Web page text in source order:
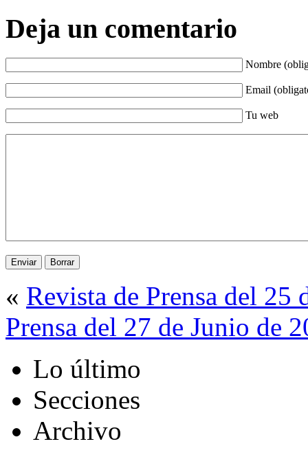
Deja un comentario
Nombre
Email
Tu web
« Revista de Prensa del 25
Prensa del 27 de Junio de
Lo último
Secciones
Archivo